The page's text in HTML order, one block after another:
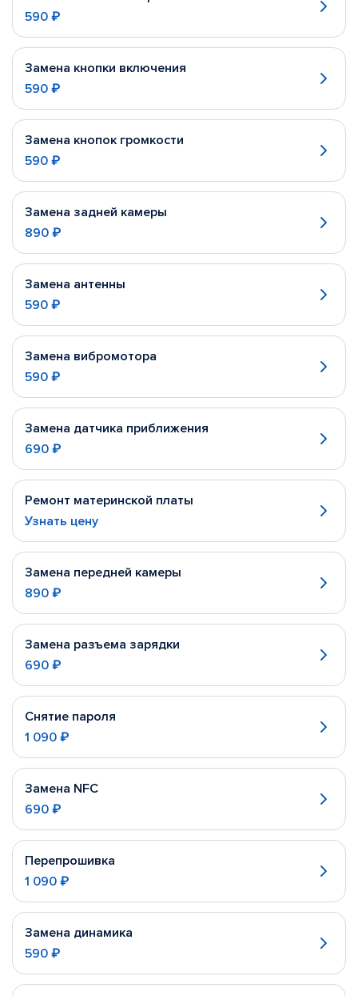
590 ₽
Замена кнопки включения
590 ₽
Замена кнопок громкости
590 ₽
Замена задней камеры
890 ₽
Замена антенны
590 ₽
Замена вибромотора
590 ₽
Замена датчика приближения
690 ₽
Ремонт материнской платы
Узнать цену
Замена передней камеры
890 ₽
Замена разъема зарядки
690 ₽
Снятие пароля
1 090 ₽
Замена NFC
690 ₽
Перепрошивка
1 090 ₽
Замена динамика
590 ₽